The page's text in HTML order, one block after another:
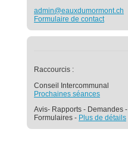
admin@eauxdumormont.ch
Formulaire de contact
Raccourcis :
Conseil Intercommunal
Prochaines séances
Avis- Rapports - Demandes -
Formulaires - Plus de détails